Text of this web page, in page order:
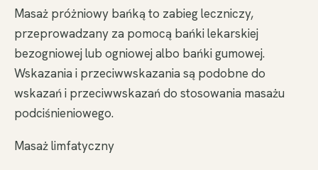
Masaż próżniowy bańką to zabieg leczniczy,
przeprowadzany za pomocą bańki lekarskiej
bezogniowej lub ogniowej albo bańki gumowej.
Wskazania i przeciwwskazania są podobne do
wskazań i przeciwwskazań do stosowania masażu
podciśnieniowego.
Masaż limfatyczny